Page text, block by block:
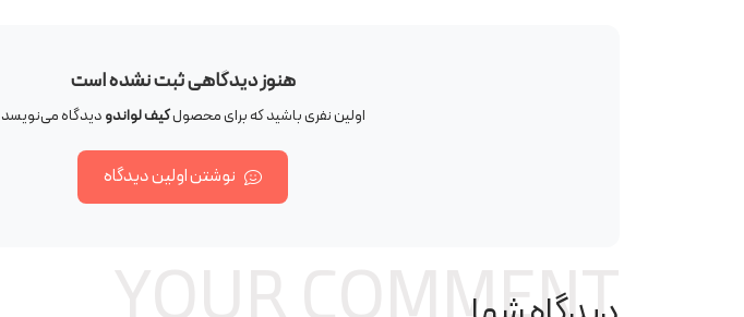
هنوز دیدگاهی ثبت نشده است
اولین نفری باشید که برای محصولکیف لواندودیدگاه می‌نویسد
نوشتن اولین دیدگاه